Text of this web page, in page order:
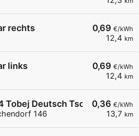
0,69 €/kWh
12,4 km
rechts
0,69 €/kWh
12,4 km
links
0,36 €/kWh
13,7 km
Tobej Deutsch
146